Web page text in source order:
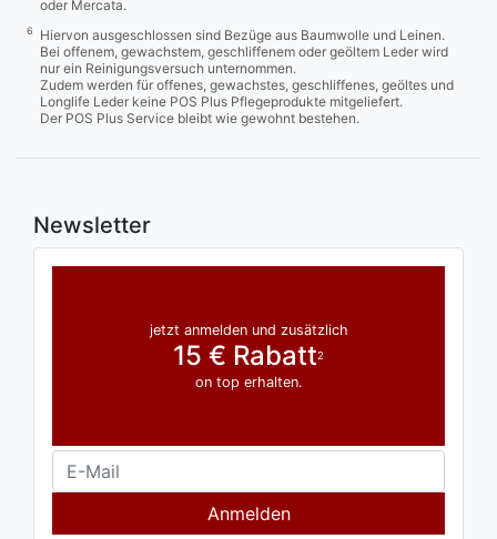
oder Mercata.
6
Hiervon ausgeschlossen sind Bezüge aus Baumwolle und Leinen.
Bei offenem, gewachstem, geschliffenem oder geöltem Leder wird
nur ein Reinigungsversuch unternommen.
Zudem werden für offenes, gewachstes, geschliffenes, geöltes und
Longlife Leder keine POS Plus Pflegeprodukte mitgeliefert.
Der POS Plus Service bleibt wie gewohnt bestehen.
Newsletter
jetzt anmelden und zusätzlich
15 € Rabatt2
on top erhalten.
Anmelden